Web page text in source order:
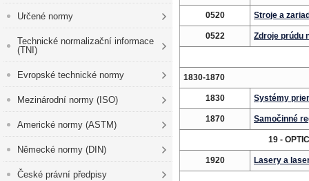
Určené normy
Technické normalizační informace
(TNI)
Evropské technické normy
Mezinárodní normy (ISO)
Americké normy (ASTM)
Německé normy (DIN)
České právní předpisy
0520 Stroje a
0522 Zdroje prúdu
1830-1870
1830 Systémy
1870 Samočinné
19 -
1920 Lasery a